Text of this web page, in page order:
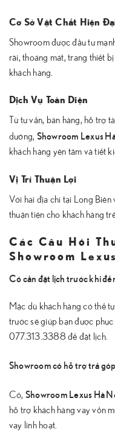
Cơ Sở Vật Chất Hiện
Showroom được đầu tư
rãi, thoáng mát, trang thiết
khách hàng.
Dịch Vụ Toàn Diện
Từ tư vấn, bán hàng, hỗ trợ
dưỡng, Showroom Lexus
khách hàng yên tâm và tiết
Vị Trí Thuận Lợi
Với hai địa chỉ tại Long
thuận tiện cho khách hàng
Các Câu Hỏi
Showroom
Có cần đặt lịch trước khi
Mặc dù khách hàng có thể
trước sẽ giúp bạn được
077.313.3388 để đặt lịch.
Showroom có hỗ trợ trả
Có, Showroom Lexus Hà
hỗ trợ khách hàng vay vốn
vay linh hoạt.